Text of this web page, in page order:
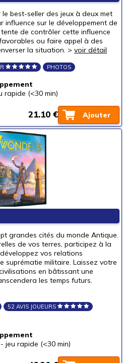
best-seller des jeux à deux met
influence sur le développement de
de contrôler cette influence
ou faire appel à des
la situation. > voir détail
PHOTOS
rapide (<30 min)
Ajouter
21.10 €
grandes cités du monde Antique.
de vos terres, participez à la
vos relations
suprématie militaire. Laissez votre
en bâtissant une
les temps futurs.
52 AVIS JOUEURS
- jeu rapide (<30 min)